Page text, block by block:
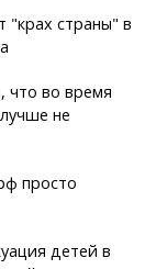
"крах страны" в
что во время
не
просто
детей в